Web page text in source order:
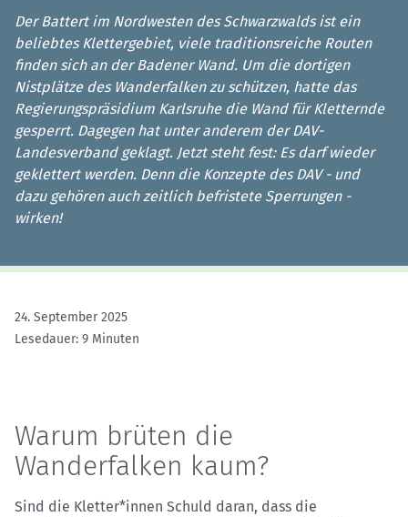
Der Battert im Nordwesten des Schwarzwalds ist ein
beliebtes Klettergebiet, viele traditionsreiche Routen
finden sich an der Badener Wand. Um die dortigen
Nistplätze des Wanderfalken zu schützen, hatte das
Regierungspräsidium Karlsruhe die Wand für Kletternde
gesperrt. Dagegen hat unter anderem der DAV-
Landesverband geklagt. Jetzt steht fest: Es darf wieder
geklettert werden. Denn die Konzepte des DAV - und
dazu gehören auch zeitlich befristete Sperrungen -
wirken!
24. September 2025
Lesedauer: 9 Minuten
Warum brüten die
Wanderfalken kaum?
Sind die Kletter*innen Schuld daran, dass die